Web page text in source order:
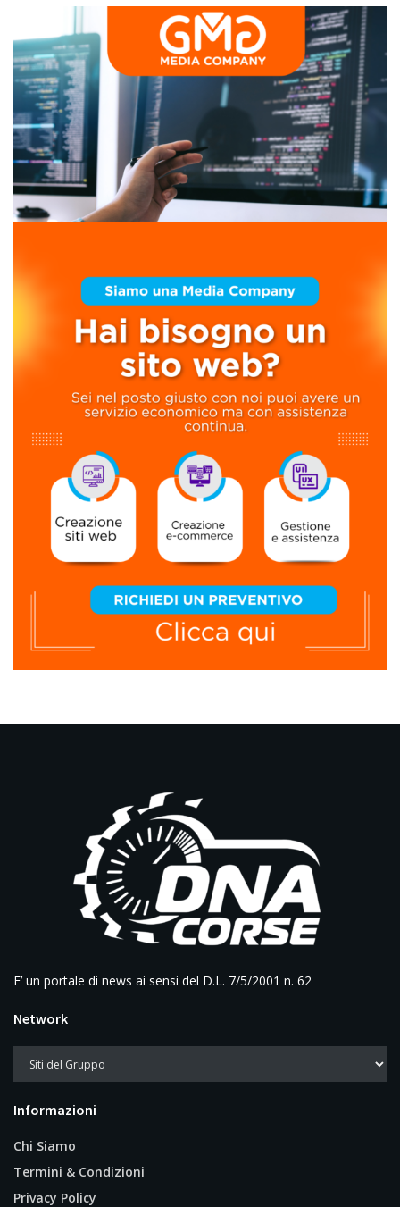
E’ un portale di news ai sensi del D.L. 7/5/2001 n. 62
Network
Informazioni
Chi Siamo
Termini & Condizioni
Privacy Policy